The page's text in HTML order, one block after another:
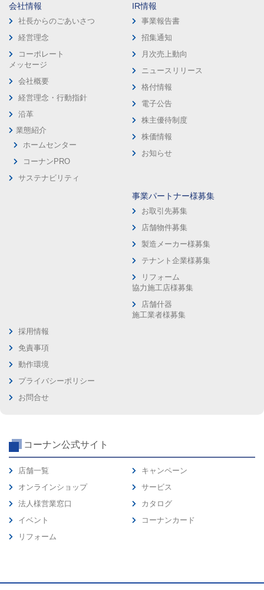
会社情報
社長からのごあいさつ
経営理念
コーポレート
メッセージ
会社概要
経営理念・行動指針
沿革
業態紹介
ホームセンター
コーナンPRO
サステナビリティ
IR情報
事業報告書
招集通知
月次売上動向
ニュースリリース
格付情報
電子公告
株主優待制度
株価情報
お知らせ
事業パートナー様募集
お取引先募集
店舗物件募集
製造メーカー様募集
テナント企業様募集
リフォーム
協力施工店様募集
店舗什器
施工業者様募集
採用情報
免責事項
動作環境
プライバシーポリシー
お問合せ
コーナン公式サイト
店舗一覧
オンラインショップ
法人様営業窓口
イベント
リフォーム
キャンペーン
サービス
カタログ
コーナンカード